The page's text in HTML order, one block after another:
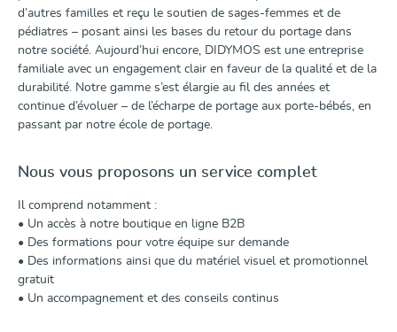
d’autres familles et reçu le soutien de sages-femmes et de
pédiatres – posant ainsi les bases du retour du portage dans
notre société. Aujourd’hui encore, DIDYMOS est une entreprise
familiale avec un engagement clair en faveur de la qualité et de la
durabilité. Notre gamme s’est élargie au fil des années et
continue d’évoluer – de l’écharpe de portage aux porte-bébés, en
passant par notre école de portage.
Nous vous proposons un service complet
Il comprend notamment :
• Un accès à notre boutique en ligne B2B
• Des formations pour votre équipe sur demande
• Des informations ainsi que du matériel visuel et promotionnel
gratuit
• Un accompagnement et des conseils continus